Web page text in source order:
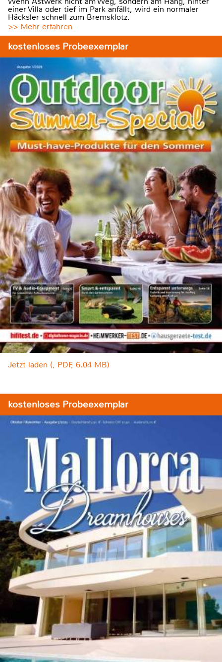
einer Villa oder tief im Park anfällt, wird ein normaler
Häcksler schnell zum Bremsklotz.
>> Mehr erfahren
kostenloses Probeexemplar
Jetzt laden (, PDF, 6.04 MB)
kostenloses Probeexemplar